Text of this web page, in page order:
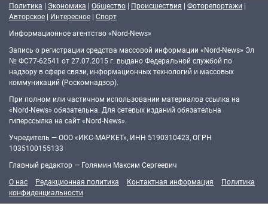
Политика | Экономика | Общество | Происшествия | Фоторепортажи |
Авторское | Интересное | Спорт
Информационное агентство «Nord-News»
Запись о регистрации средства массовой информации «Nord-News» Эл
№ ФС77-62541 от 27.07.2015 г. выдано Федеральной службой по
надзору в сфере связи, информационных технологий и массовых
коммуникаций (Роскомнадзор).
При полном или частичном использовании материалов ссылка на
«Nord-News» обязательна. Для сетевых изданий обязательна
гиперссылка на сайт «Nord-News».
Учредитель — ООО «ИКС-МАРКЕТ», ИНН 5190310423, ОГРН
1035100155133
Главный редактор — Голямин Максим Сергеевич
О нас
Редакционная политика Контактная информация
Политика
конфиденциальности